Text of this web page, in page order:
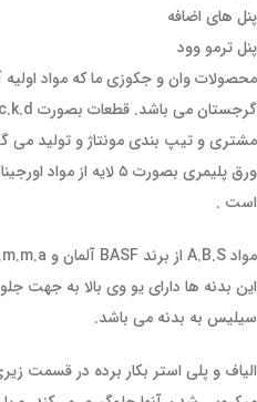
پنل های اضافه
پنل ترمو وود
محصولات وان و جکوزی ما که مواد اولیه
مشتری و تیپ بندی مونتاژ و تولید می
است .
این بدنه ها دارای یو وی بالا به جهت
سیلیس به بدنه می باشد.
الیاف و پلی استر بکار برده در قسمت